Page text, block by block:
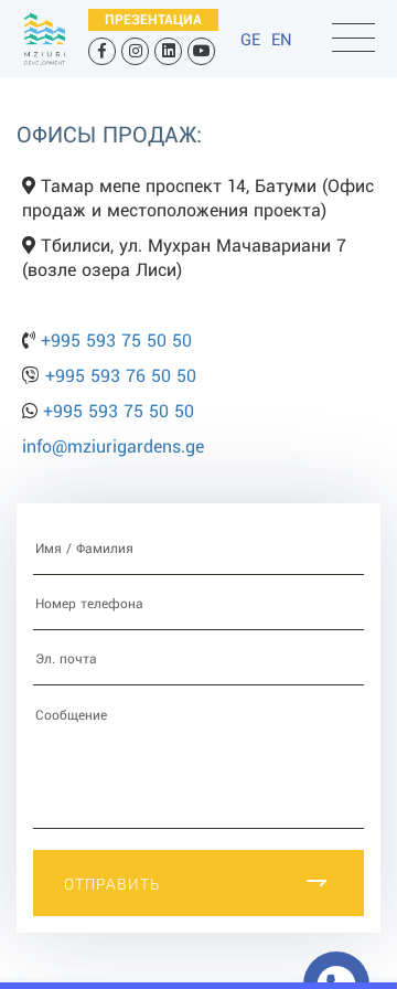
ПРЕЗЕНТАЦИA
GE EN
ОФИСЫ ПРОДАЖ:
Тамар мепе проспект 14, Батуми (Офис
продаж и местоположения проекта)
Тбилиси, ул. Мухран Мачавариани 7
(возле озера Лиси)
+995 593 75 50 50
+995 593 76 50 50
+995 593 75 50 50
info@mziurigardens.ge
ОТПРАВИТЬ